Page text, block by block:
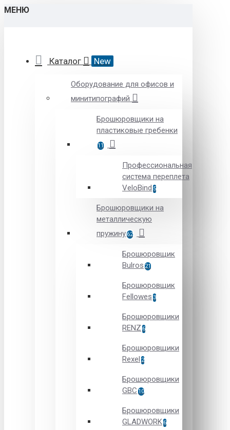
МЕНЮ
Каталог New
Оборудование для офисов и
минитипографий
Брошюровщики на
пластиковые гребенки
11
Профессиональная
система переплета
VeloBind 5
Брошюровщики на
металлическую
пружину62
Брошюровщик
Bulros 21
Брошюровщик
Fellowes 3
Брошюровщики
RENZ 6
Брошюровщики
Rexel 2
Брошюровщики
GBC 10
Брошюровщики
GLADWORK 6